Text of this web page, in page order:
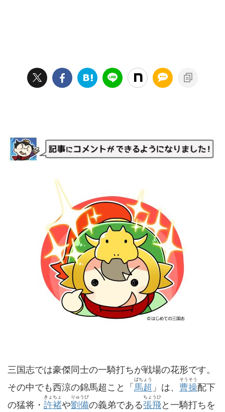
三国志では豪傑同士の一騎打ちが戦場の花形です。
その中でも西涼の錦馬超こと「 馬超
ばちょう
」は、 曹操
そうそう
配下
の猛将・ 許褚
きょちょ
や劉備
りゅうび
の義弟である張飛
ちょうひ
と一騎打ちを